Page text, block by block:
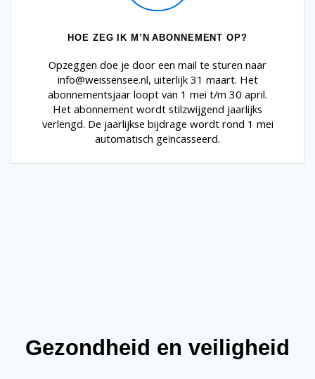
HOE ZEG IK M’N ABONNEMENT OP?
Opzeggen doe je door een mail te sturen naar
info@weissensee.nl, uiterlijk 31 maart. Het
abonnementsjaar loopt van 1 mei t/m 30 april.
Het abonnement wordt stilzwijgend jaarlijks
verlengd. De jaarlijkse bijdrage wordt rond 1 mei
automatisch geïncasseerd.
Gezondheid en veiligheid